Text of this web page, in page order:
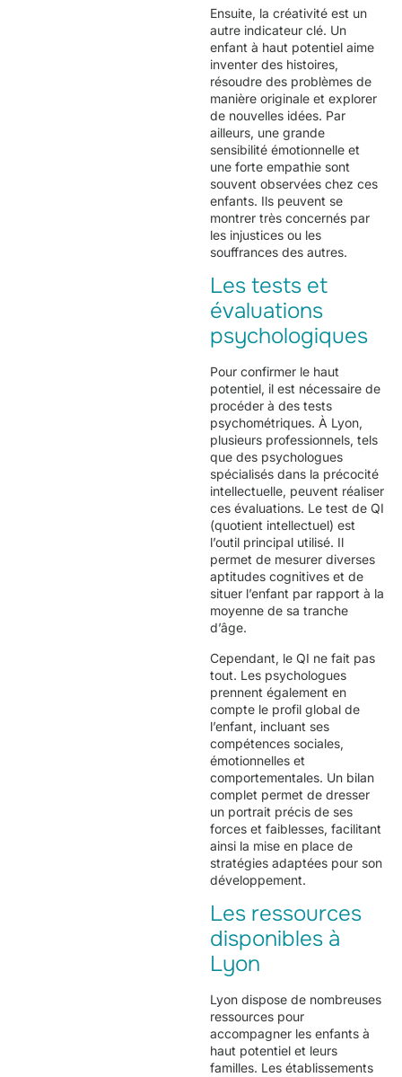
Ensuite, la créativité est un
autre indicateur clé. Un
enfant à haut potentiel aime
inventer des histoires,
résoudre des problèmes de
manière originale et explorer
de nouvelles idées. Par
ailleurs, une grande
sensibilité émotionnelle et
une forte empathie sont
souvent observées chez ces
enfants. Ils peuvent se
montrer très concernés par
les injustices ou les
souffrances des autres.
Les tests et
évaluations
psychologiques
Pour confirmer le haut
potentiel, il est nécessaire de
procéder à des tests
psychométriques. À Lyon,
plusieurs professionnels, tels
que des psychologues
spécialisés dans la précocité
intellectuelle, peuvent réaliser
ces évaluations. Le test de QI
(quotient intellectuel) est
l’outil principal utilisé. Il
permet de mesurer diverses
aptitudes cognitives et de
situer l’enfant par rapport à la
moyenne de sa tranche
d’âge.
Cependant, le QI ne fait pas
tout. Les psychologues
prennent également en
compte le profil global de
l’enfant, incluant ses
compétences sociales,
émotionnelles et
comportementales. Un bilan
complet permet de dresser
un portrait précis de ses
forces et faiblesses, facilitant
ainsi la mise en place de
stratégies adaptées pour son
développement.
Les ressources
disponibles à
Lyon
Lyon dispose de nombreuses
ressources pour
accompagner les enfants à
haut potentiel et leurs
familles. Les établissements